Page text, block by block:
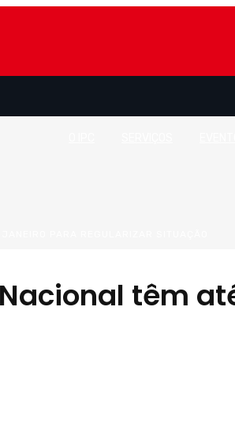
têm